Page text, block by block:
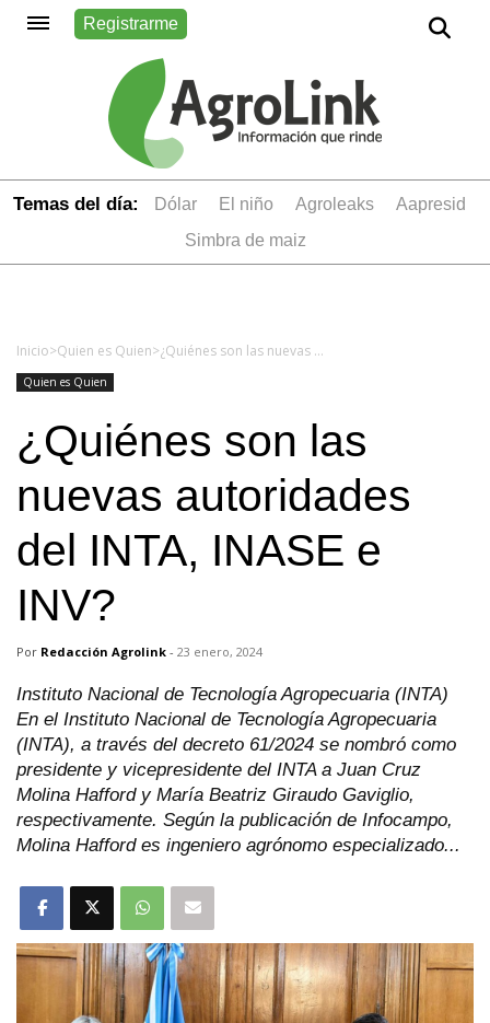
Registrarme
Temas del día: dólar el niño Agroleaks
aapresid
simbra de maiz
Inicio>Quien es Quien> ¿Quiénes son las nuevas autoridades del INTA, INASE e INV?
Quien es Quien
¿Quiénes son las
nuevas autoridades
del INTA, INASE e
INV?
Por Redacción Agrolink - 23 enero, 2024
Instituto Nacional de Tecnología Agropecuaria (INTA)
En el Instituto Nacional de Tecnología Agropecuaria
(INTA), a través del decreto 61/2024 se nombró como
presidente y vicepresidente del INTA a Juan Cruz
Molina Hafford y María Beatriz Giraudo Gaviglio,
respectivamente. Según la publicación de Infocampo,
Molina Hafford es ingeniero agrónomo especializado...